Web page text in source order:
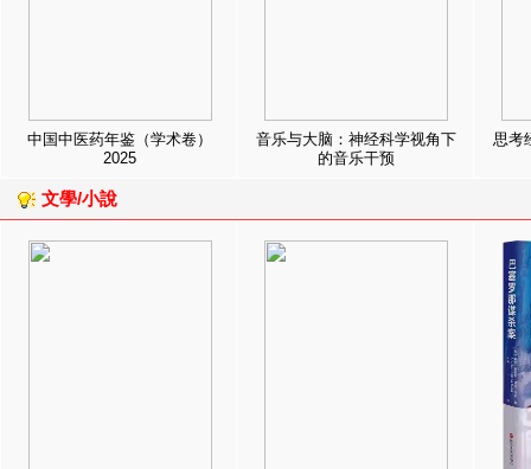
中国中医药年鉴（学术卷）
2025
音乐与大脑：神经科学视角下
的音乐干预
思考
文學/小說